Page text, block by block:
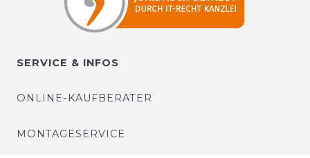
SERVICE & INFOS
ONLINE-KAUFBERATER
MONTAGESERVICE